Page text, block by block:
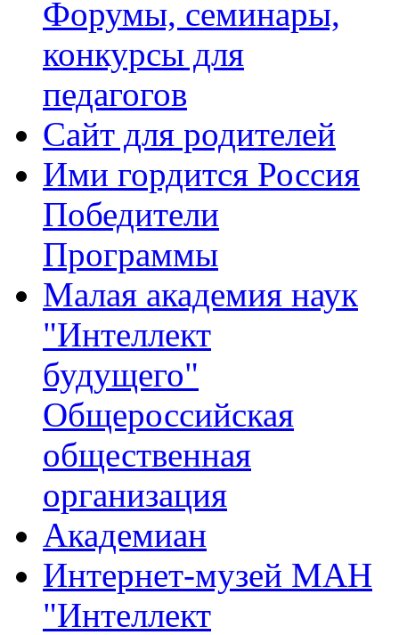
Форумы, семинары,
конкурсы для
педагогов
Сайт для родителей
Ими гордится Россия
Победители
Программы
Малая академия наук
"Интеллект
будущего"
Общероссийская
общественная
организация
Академиан
Интернет-музей МАН
"Интеллект